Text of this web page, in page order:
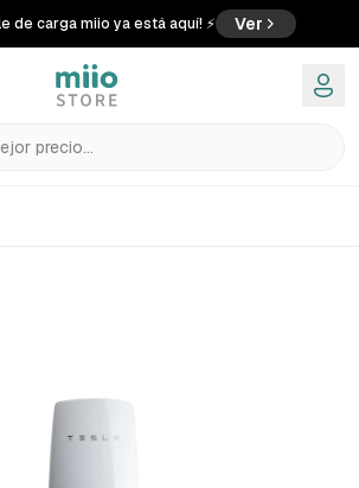
de carga miio ya está aquí! ⚡ Ver
precio...